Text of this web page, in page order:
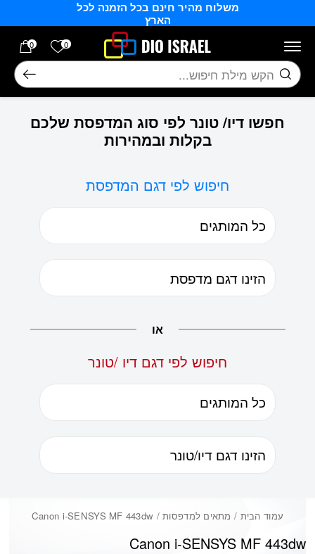
משלוח מהיר חינם בכל הזמנה לכל
הארץ
0 הרשימה
0
חיפוש
חפשו דיו/ טונר לפי סוג המדפסת שלכם
בקלות ובמהירות
חיפוש לפי דגם המדפסת
או
חיפוש לפי דגם דיו /טונר
עמוד הבית / מתאים למדפסות / Canon i-SENSYS MF 443dw
Canon i-SENSYS MF 443dw